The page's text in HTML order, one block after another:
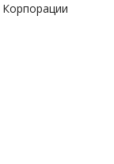
Корпорации